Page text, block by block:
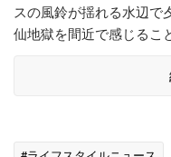
スの風鈴が揺れる水辺で
仙地獄を間近で感じるこ